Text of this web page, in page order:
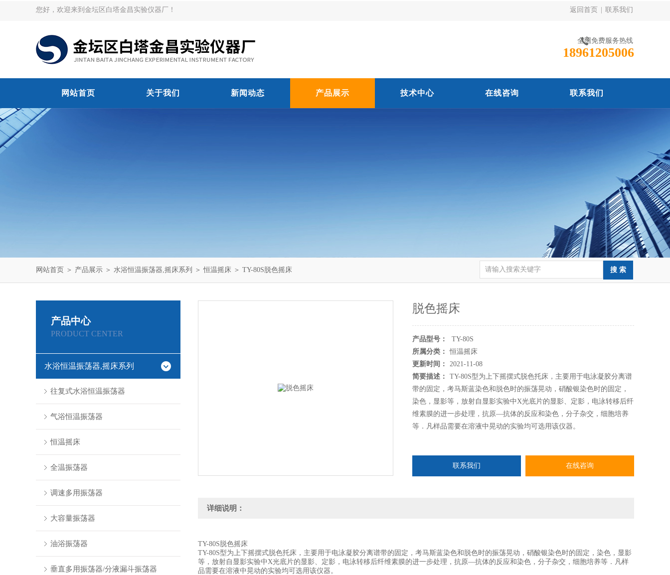
您好，欢迎来到金坛区白塔金昌实验仪器厂！ 返回首页 联系我们
全国免费服务热线
18961205006
网站首页 关于我们 新闻动态 产品展示 技术中心 在线咨询 联系我们
网站首页 ＞ 产品展示 ＞ 水浴恒温振荡器,摇床系列 ＞恒温摇床 ＞ TY-80S脱色摇床
产品中心
PRODUCT CENTER
水浴恒温振荡器,摇床系列
往复式水浴恒温振荡器
气浴恒温振荡器
恒温摇床
全温振荡器
调速多用振荡器
大容量振荡器
油浴振荡器
垂直多用振荡器/分液漏斗振荡器
脱色摇床
产品型号：
TY-80S
所属分类：
恒温摇床
更新时间：
2021-11-08
简要描述：
TY-80S型为上下摇摆式脱色托床，主要用于电泳凝胶分离谱
带的固定，考马斯蓝染色和脱色时的振荡晃动，硝酸银染色时的固定，
染色，显影等，放射自显影实验中X光底片的显影、定影，电泳转移后纤
维素膜的进一步处理，抗原—抗体的反应和染色，分子杂交，细胞培养
等．凡样品需要在溶液中晃动的实验均可选用该仪器。
联系我们 在线咨询
详细说明：
TY-80S脱色摇床
TY-80S型为上下摇摆式脱色托床，主要用于电泳凝胶分离谱带的固定，考马斯蓝染色和脱色时的振荡晃动，硝酸银染色时的固定，染色，显影
等，放射自显影实验中X光底片的显影、定影，电泳转移后纤维素膜的进一步处理，抗原—抗体的反应和染色，分子杂交，细胞培养等．凡样
品需要在溶液中晃动的实验均可选用该仪器。